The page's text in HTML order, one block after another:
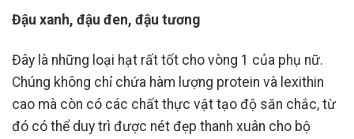
Đậu xanh, đậu đen, đậu tương
Đây là những loại hạt rất tốt cho vòng 1 của phụ nữ.
Chúng không chỉ chứa hàm lượng protein và lexithin
cao mà còn có các chất thực vật tạo độ săn chắc, từ
đó có thể duy trì được nét đẹp thanh xuân cho bộ